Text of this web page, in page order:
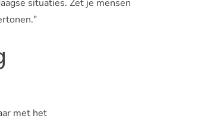
situaties. Zet je mensen
met het